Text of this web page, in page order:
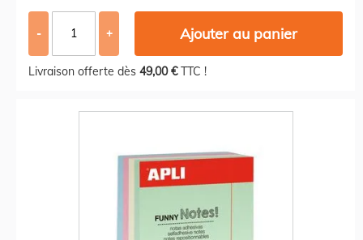
- + Ajouter au panier
Livraison offerte dès 49,00 €TTC !